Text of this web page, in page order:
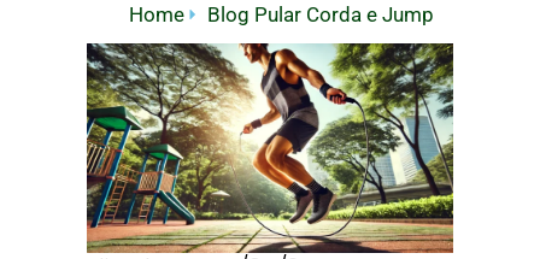
Home Blog Pular Corda e Jump